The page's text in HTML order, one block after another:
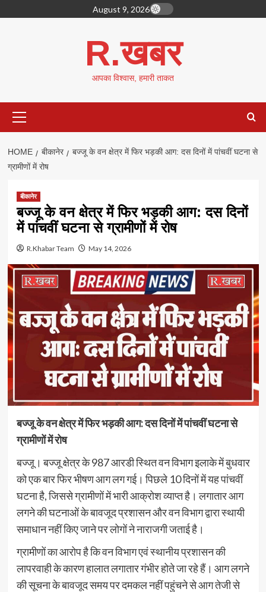
to
August 9, 2026
R.खबर
आपका विश्वास, हमारी ताकत
Menu
HOME बीकानेर
बज्जू के वन क्षेत्र में फिर भड़की आग: दस दिनों में पांचवीं घटना से
ग्रामीणों में रोष
बीकानेर
बज्जू के वन क्षेत्र में फिर भड़की आग: दस दिनों
में पांचवीं घटना से ग्रामीणों में रोष
R.Khabar Team May 14, 2026
बज्जू के वन क्षेत्र में फिर भड़की आग: दस दिनों में पांचवीं घटना से
ग्रामीणों में रोष
बज्जू। बज्जू क्षेत्र के 987 आरडी स्थित वन विभाग इलाके में बुधवार
को एक बार फिर भीषण आग लग गई। पिछले 10 दिनों में यह पांचवीं
घटना है, जिससे ग्रामीणों में भारी आक्रोश व्याप्त है। लगातार आग
लगने की घटनाओं के बावजूद प्रशासन और वन विभाग द्वारा स्थायी
समाधान नहीं किए जाने पर लोगों ने नाराजगी जताई है।
ग्रामीणों का आरोप है कि वन विभाग एवं स्थानीय प्रशासन की
लापरवाही के कारण हालात लगातार गंभीर होते जा रहे हैं। आग लगने
की सूचना के बावजूद समय पर दमकल नहीं पहुंचने से आग तेजी से